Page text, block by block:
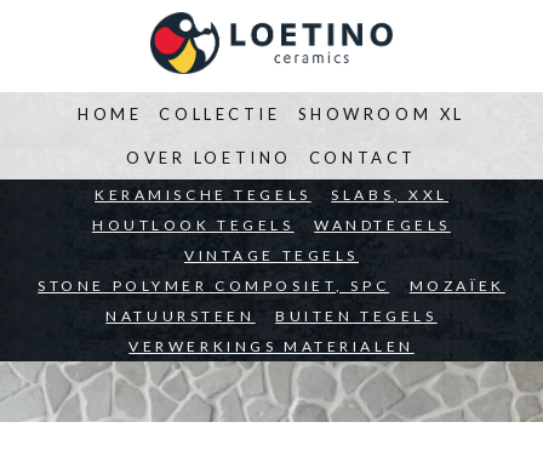
HOME
BEDRIJVEN ARCHITECTEN PARTICULIEREN
COLLECTIE
KERAMISCHE TEGELS
SLABS, XXL
HOUTLOOK TEGELS
WANDTEGELS
VINTAGE TEGELS
STONE POLYMER COMPOSIET, SPC
MOZAÏEK
NATUURSTEEN
BUITEN TEGELS
VERWERKINGS MATERIALEN
SHOWROOM XL
OVER LOETINO CONTACT